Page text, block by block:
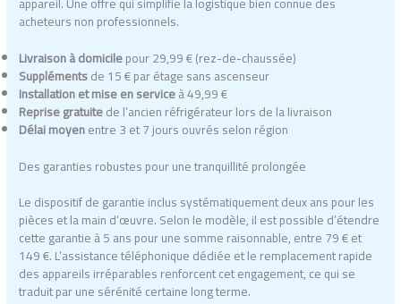
acheteurs non professionnels.
Livraison à domicilepour 29,99 € (rez-de-chaussée)
Supplémentsde 15 € par étage sans ascenseur
Installation et mise en serviceà 49,99 €
Reprise gratuitede l’ancien réfrigérateur lors de la livraison
Délai moyenentre 3 et 7 jours ouvrés selon région
Des garanties robustes pour une tranquillité prolongée
Le dispositif de garantie inclus systématiquement deux ans pour les
pièces et la main d’œuvre. Selon le modèle, il est possible d’étendre
cette garantie à 5 ans pour une somme raisonnable, entre 79 € et
149 €. L’assistance téléphonique dédiée et le remplacement rapide
des appareils irréparables renforcent cet engagement, ce qui se
traduit par une sérénité certaine long terme.